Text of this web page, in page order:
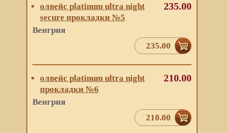
олвейс platinum ultra night
secure прокладки №5
Венгрия
235.00
235.00
олвейс platinum ultra night
прокладки №6
Венгрия
210.00
210.00